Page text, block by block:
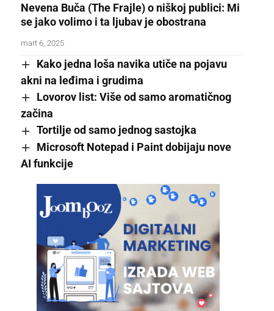
Nevena Buča (The Frajle) o niškoj publici: Mi
se jako volimo i ta ljubav je obostrana
mart 6, 2025
Kako jedna loša navika utiče na pojavu
akni na leđima i grudima
Lovorov list: Više od samo aromatičnog
začina
Tortilje od samo jednog sastojka
Microsoft Notepad i Paint dobijaju nove
AI funkcije